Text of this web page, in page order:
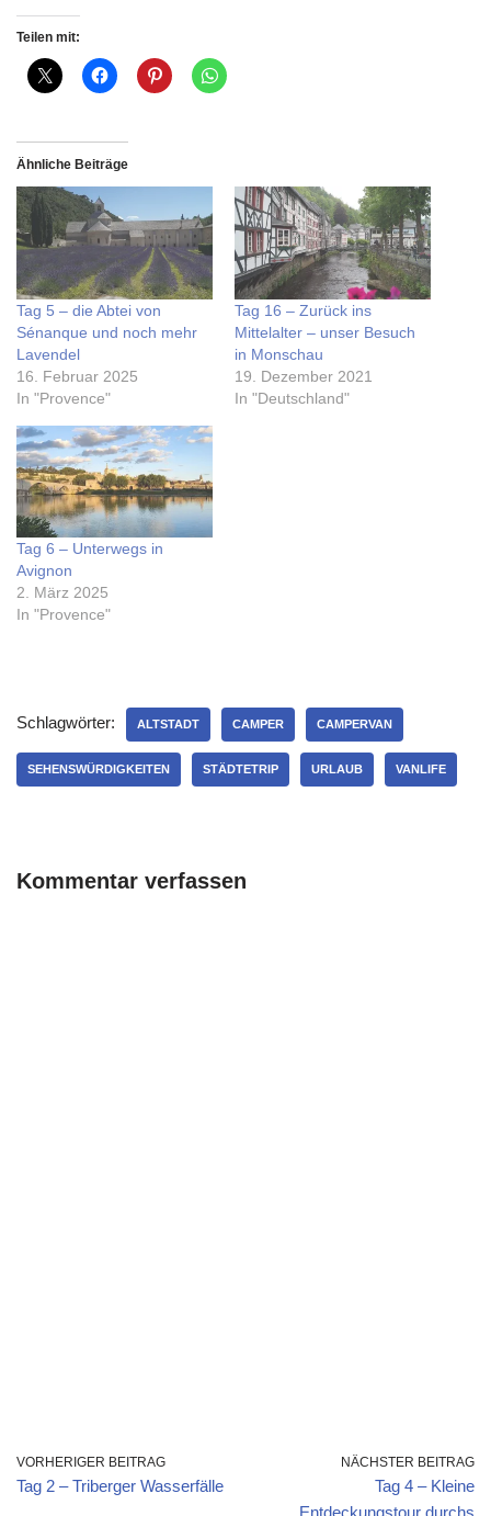
Teilen mit:
Ähnliche Beiträge
Tag 5 – die Abtei von
Sénanque und noch mehr
Lavendel
16. Februar 2025
In "Provence"
Tag 16 – Zurück ins
Mittelalter – unser Besuch
in Monschau
19. Dezember 2021
In "Deutschland"
Tag 6 – Unterwegs in
Avignon
2. März 2025
In "Provence"
Schlagwörter: ALTSTADT CAMPER CAMPERVAN
SEHENSWÜRDIGKEITEN STÄDTETRIP URLAUB VANLIFE
Kommentar verfassen
VORHERIGER BEITRAG
Tag 2 – Triberger Wasserfälle
NÄCHSTER BEITRAG
Tag 4 – Kleine
Entdeckungstour durchs